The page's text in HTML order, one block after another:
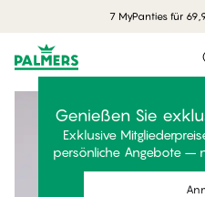
7 MyPanties für
Genießen Sie
Exklusive
persönliche Angebote –